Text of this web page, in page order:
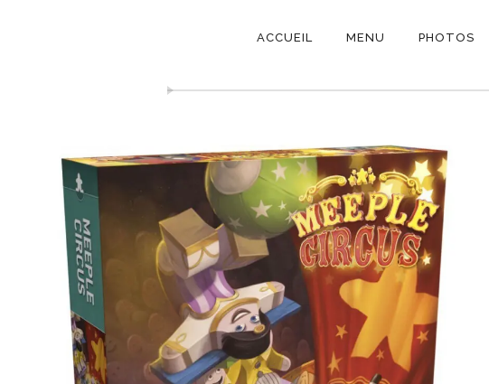
NAVIGATION
ACCUEIL MENU PHOTOS